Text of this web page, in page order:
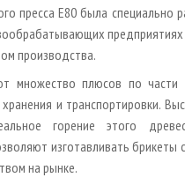
пресса Е80 была специально
предприятиях
производства.
множество плюсов по части
и транспортировки.
горение этого
изготавливать брикеты
на рынке.